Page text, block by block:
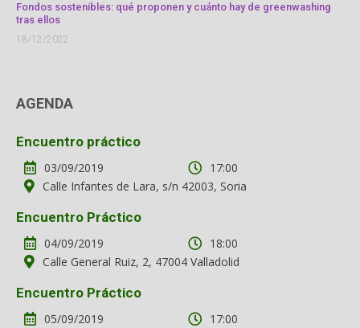
Fondos sostenibles: qué proponen y cuánto hay de greenwashing
tras ellos
18/12/2022
AGENDA
Encuentro práctico
03/09/2019
17:00
Calle Infantes de Lara, s/n 42003, Soria
Encuentro Práctico
04/09/2019
18:00
Calle General Ruiz, 2, 47004 Valladolid
Encuentro Práctico
05/09/2019
17:00